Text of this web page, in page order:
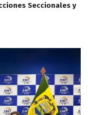
Seccionales y